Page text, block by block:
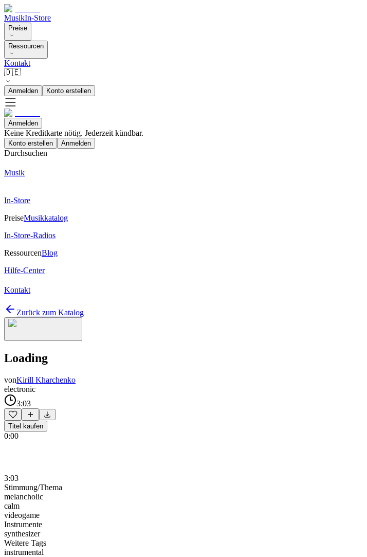
MusikIn-Store
Preise
Ressourcen
Kontakt
🇩🇪
Anmelden Konto erstellen
Anmelden
Keine Kreditkarte nötig. Jederzeit kündbar.
Konto erstellen Anmelden
Durchsuchen
Musik
In-Store
PreiseMusikkatalog
In-Store-Radios
RessourcenBlog
Hilfe-Center
Kontakt
Zurück zum Katalog
Loading
vonKirill Kharchenko
electronic
3:03
Titel kaufen
0:00
3:03
Stimmung/Thema
melancholic
calm
videogame
Instrumente
synthesizer
Weitere Tags
instrumental